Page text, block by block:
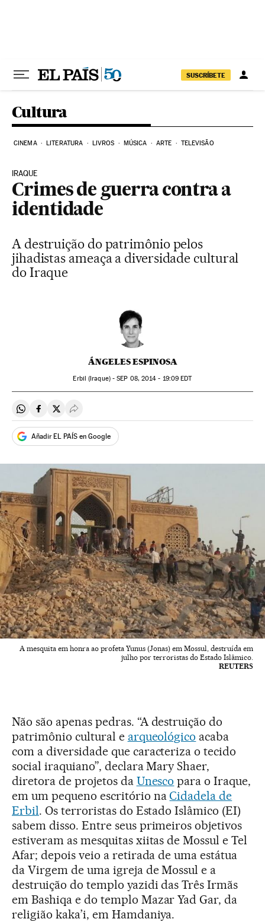
SUSCRÍBETE
Cultura
CINEMA LITERATURA LIVROS MÚSICA ARTE TELEVISÃO
IRAQUE
Crimes de guerra contra a
identidade
A destruição do patrimônio pelos
jihadistas ameaça a diversidade cultural
do Iraque
ÁNGELES ESPINOSA
Erbil (Iraque) -SEP 08, 2014 - 19:09 EDT
Compartir en Whatsapp
Compartir en Facebook
Compartir en Twitter
Desplegar Redes Sociales
Añadir EL PAÍS en Google
A mesquita em honra ao profeta Yunus (Jonas) em Mossul, destruída em
julho por terroristas do Estado Islâmico.
REUTERS
Não são apenas pedras. “A destruição do
patrimônio cultural e arqueológico acaba
com a diversidade que caracteriza o tecido
social iraquiano”, declara Mary Shaer,
diretora de projetos da Unesco para o Iraque,
em um pequeno escritório naCidadela de
Erbil. Os terroristas do Estado Islâmico (EI)
sabem disso. Entre seus primeiros objetivos
estiveram as mesquitas xiitas de Mossul e Tel
Afar; depois veio a retirada de uma estátua
da Virgem de uma igreja de Mossul e a
destruição do templo yazidi das Três Irmãs
em Bashiqa e do templo Mazar Yad Gar, da
religião kaka’i, em Hamdaniya.